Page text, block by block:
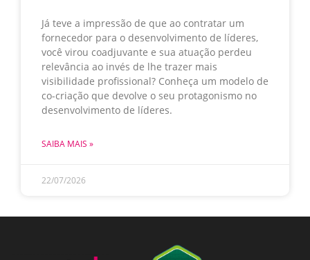
Já teve a impressão de que ao contratar um
fornecedor para o desenvolvimento de líderes,
você virou coadjuvante e sua atuação perdeu
relevância ao invés de lhe trazer mais
visibilidade profissional? Conheça um modelo de
co-criação que devolve o seu protagonismo no
desenvolvimento de líderes.
SAIBA MAIS »
22/07/2026